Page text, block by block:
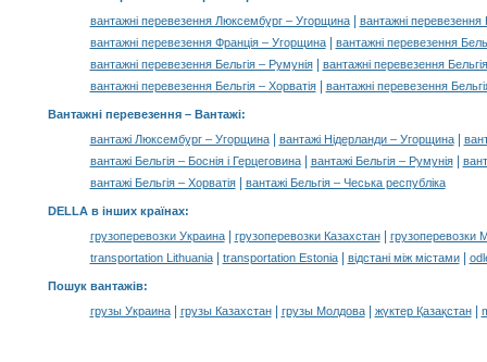
вантажні перевезення Люксембург – Угорщина|
вантажні
вантажні перевезення Франція – Угорщина|
вантажні перевезення
вантажні перевезення Бельгія – Румунія|
вантажні перевезення
вантажні перевезення Бельгія – Хорватія| вантажні перевезення
Вантажні перевезення – Вантажі:
вантажі Люксембург – Угорщина| вантажі Нідерланди – Угорщина|
вантажі Бельгія – Боснія і Герцеговина| вантажі Бельгія – Румунія|
вантажі Бельгія – Хорватія| вантажі Бельгія – Чеська республіка
DELLA в інших країнах:
грузоперевозки Украина| грузоперевозки Казахстан|
грузоперевозки
transportation Lithuania| transportation Estonia| відстані між містами|
Пошук вантажів:
грузы Украина| грузы Казахстан| грузы Молдова| жүктер Қазақстан|